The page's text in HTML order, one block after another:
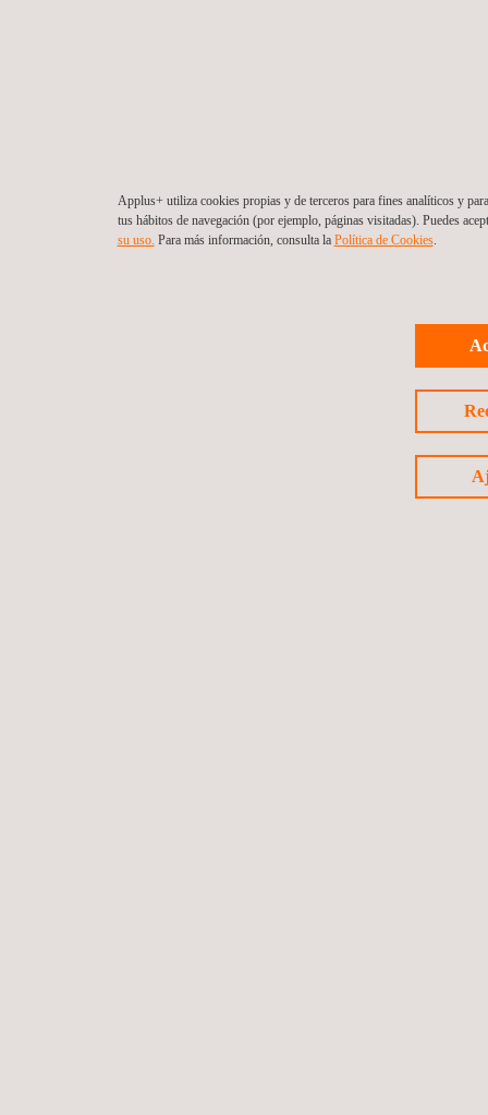
Applus+ utiliza cookies propias y de terceros para fines analíticos y
tus hábitos de navegación (por ejemplo, páginas visitadas). Puedes
su uso. Para más información, consulta la Política de Cookies.